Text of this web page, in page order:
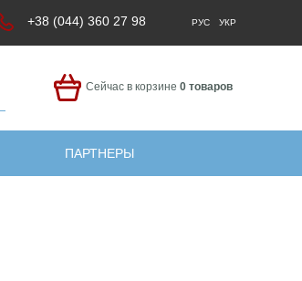
+38 (044) 360 27 98 РУС УКР
Сейчас в корзине 0 товаров
ПАРТНЕРЫ